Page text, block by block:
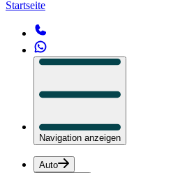
Startseite
Navigation anzeigen
Auto